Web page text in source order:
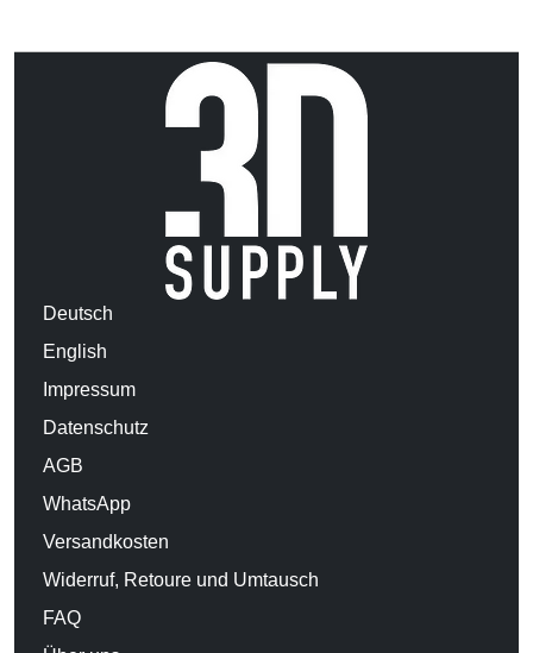
Deutsch
English
Impressum
Datenschutz
AGB
WhatsApp
Versandkosten
Widerruf, Retoure und Umtausch
FAQ